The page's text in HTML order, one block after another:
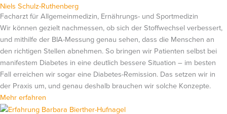
Niels Schulz-Ruthenberg
Facharzt für Allgemeinmedizin, Ernährungs- und Sportmedizin
Wir können gezielt nachmessen, ob sich der Stoffwechsel verbessert,
und mithilfe der BIA-Messung genau sehen, dass die Menschen an
den richtigen Stellen abnehmen. So bringen wir Patienten selbst bei
manifestem Diabetes in eine deutlich bessere Situation – im besten
Fall erreichen wir sogar eine Diabetes-Remission. Das setzen wir in
der Praxis um, und genau deshalb brauchen wir solche Konzepte.
Mehr erfahren